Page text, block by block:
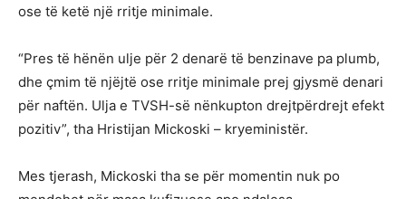
ose të ketë një rritje minimale.
“Pres të hënën ulje për 2 denarë të benzinave pa plumb,
dhe çmim të njëjtë ose rritje minimale prej gjysmë denari
për naftën. Ulja e TVSH-së nënkupton drejtpërdrejt efekt
pozitiv”, tha Hristijan Mickoski – kryeministër.
Mes tjerash, Mickoski tha se për momentin nuk po